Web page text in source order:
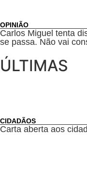
OPINIÃO
Carlos Miguel tenta
se passa. Não vai
ÚLTIMAS
CIDADÃOS
Carta aberta aos